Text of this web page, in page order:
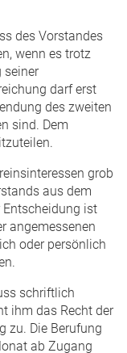
des Vorstandes
wenn es trotz
seiner
darf erst
des zweiten
sind. Dem
grob
aus dem
Entscheidung ist
angemessenen
oder persönlich
schriftlich
ihm das Recht der
zu. Die Berufung
ab Zugang